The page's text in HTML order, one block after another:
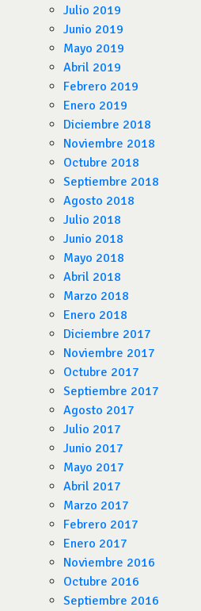
Julio 2019
Junio 2019
Mayo 2019
Abril 2019
Febrero 2019
Enero 2019
Diciembre 2018
Noviembre 2018
Octubre 2018
Septiembre 2018
Agosto 2018
Julio 2018
Junio 2018
Mayo 2018
Abril 2018
Marzo 2018
Enero 2018
Diciembre 2017
Noviembre 2017
Octubre 2017
Septiembre 2017
Agosto 2017
Julio 2017
Junio 2017
Mayo 2017
Abril 2017
Marzo 2017
Febrero 2017
Enero 2017
Noviembre 2016
Octubre 2016
Septiembre 2016